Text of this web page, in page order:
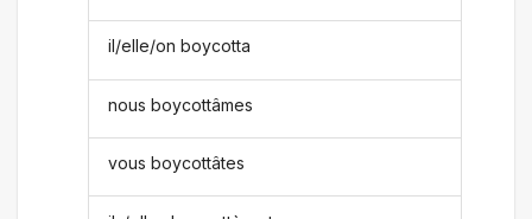
il/elle/on boycotta
nous boycottâmes
vous boycottâtes